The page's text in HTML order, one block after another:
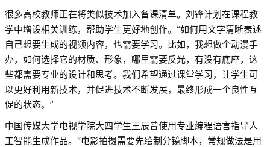
很多高校教师正在将类似技术加入备课清单。刘锋计划在课程教
学中增设相关训练，帮助学生更好地创作。“如何用文字清晰表述
自己想要生成的视频内容，也需要学习。比如，我想做个动漫手
办，如何选择它的材质、形象，哪里需要反光，有没有底座，这
些都需要专业的设计和思考。我们希望通过课堂学习，让学生可
以更好利用新技术，并促进技术不断发展，最终形成一个良性互
促的状态。”
中国传媒大学电视学院大四学生王辰曾使用专业编程语言指导人
工智能生成作品。“电影拍摄需要先绘制分镜脚本，常规做法是用